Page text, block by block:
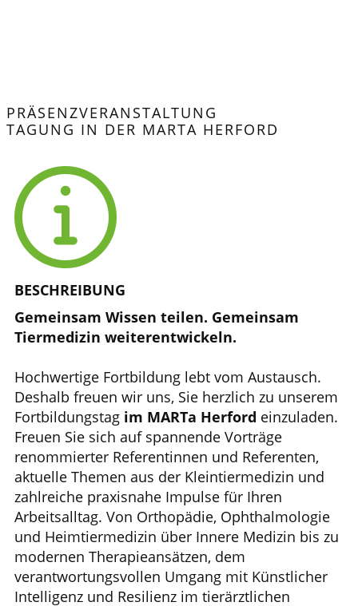
PRÄSENZVERANSTALTUNG ​
TAGUNG IN DER MARTA HERFORD
BESCHREIBUNG
Gemeinsam Wissen teilen. Gemeinsam
Tiermedizin weiterentwickeln.
Hochwertige Fortbildung lebt vom Austausch.
Deshalb freuen wir uns, Sie herzlich zu unserem
Fortbildungstag im MARTa Herford einzuladen.
Freuen Sie sich auf spannende Vorträge
renommierter Referentinnen und Referenten,
aktuelle Themen aus der Kleintiermedizin und
zahlreiche praxisnahe Impulse für Ihren
Arbeitsalltag. Von Orthopädie, Ophthalmologie
und Heimtiermedizin über Innere Medizin bis zu
modernen Therapieansätzen, dem
verantwortungsvollen Umgang mit Künstlicher
Intelligenz und Resilienz im tierärztlichen